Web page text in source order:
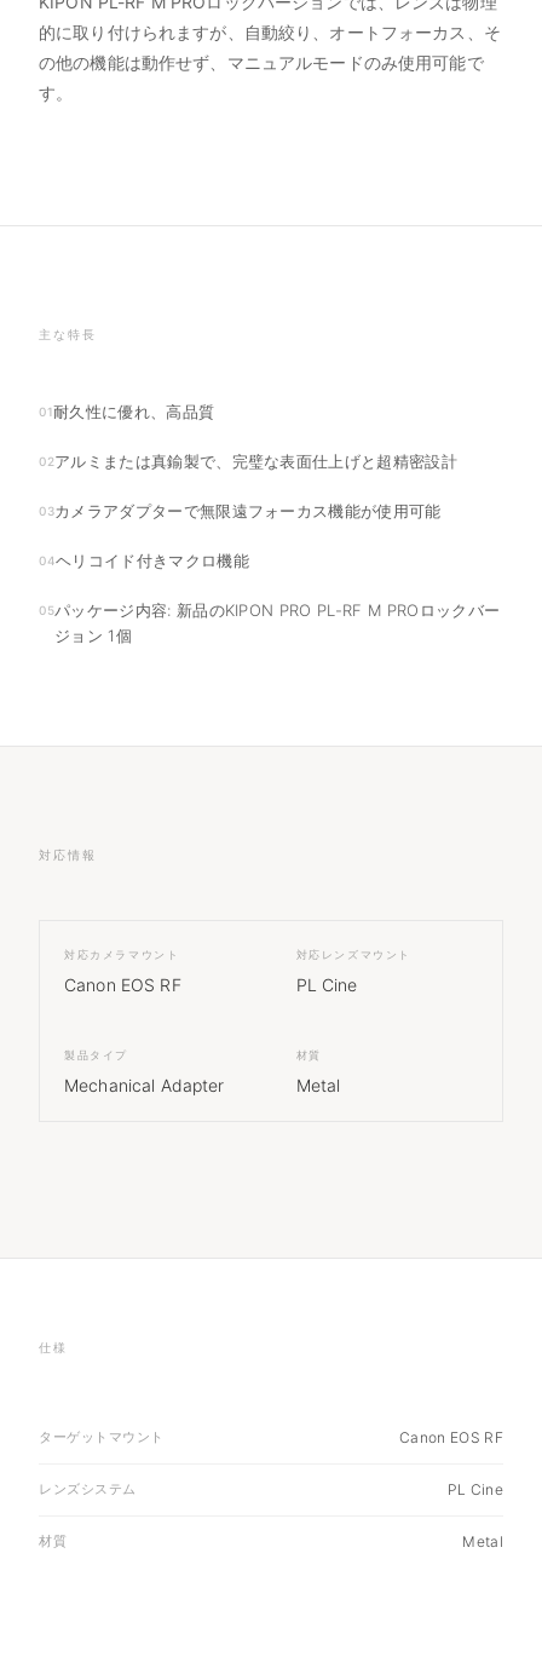
的に取り付けられますが、自動絞り、オートフォーカス、そ
の他の機能は動作せず、マニュアルモードのみ使用可能で
す。
主な特長
01耐久性に優れ、高品質
02アルミまたは真鍮製で、完璧な表面仕上げと超精密設計
03カメラアダプターで無限遠フォーカス機能が使用可能
04ヘリコイド付きマクロ機能
05パッケージ内容: 新品のKIPON PRO PL-RF M PROロックバー
ジョン 1個
対応情報
対応カメラマウント
Canon EOS RF
対応レンズマウント
PL Cine
製品タイプ
Mechanical Adapter
材質
Metal
仕様
ターゲットマウント Canon EOS RF
レンズシステム PL Cine
材質 Metal